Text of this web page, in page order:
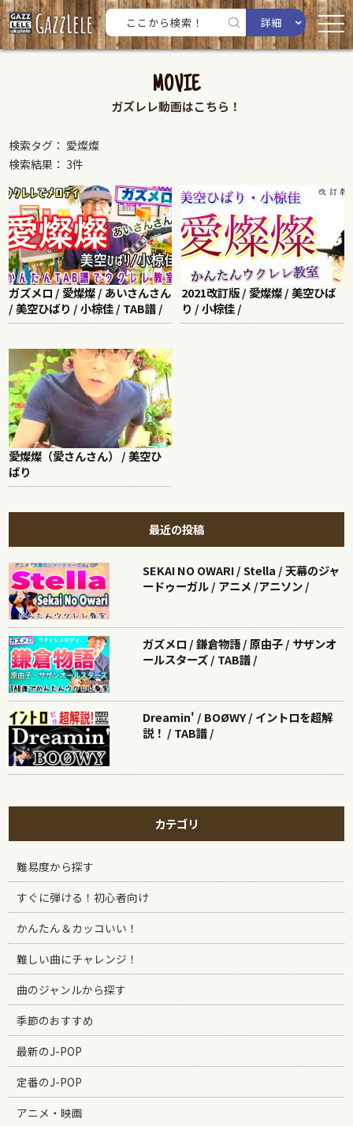
詳細
MOVIE
ガズレレ動画はこちら！
検索タグ： 愛燦燦
検索結果： 3件
ガズメロ / 愛燦燦 / あいさんさん
/ 美空ひばり / 小椋佳 / TAB譜 /
2021改訂版 / 愛燦燦 / 美空ひば
り / 小椋佳 /
愛燦燦（愛さんさん） / 美空ひ
ばり
最近の投稿
SEKAI NO OWARI / Stella / 天幕のジャ
ードゥーガル / アニメ /アニソン /
ガズメロ / 鎌倉物語 / 原由子 / サザンオ
ールスターズ / TAB譜 /
Dreamin' / BOØWY / イントロを超解
説！ / TAB譜 /
カテゴリ
難易度から探す
すぐに弾ける！初心者向け
かんたん＆カッコいい！
難しい曲にチャレンジ！
曲のジャンルから探す
季節のおすすめ
最新のJ-POP
定番のJ-POP
アニメ・映画